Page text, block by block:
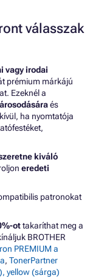
válasszak
vagy irodai
prémium márkájú
Ezeknél a
és
ha nyomtatója
kiváló
eredeti
patronokat
ottakaríthat meg a
BROTHER
PREMIUM a
, TonerPartner
yellow (sárga)